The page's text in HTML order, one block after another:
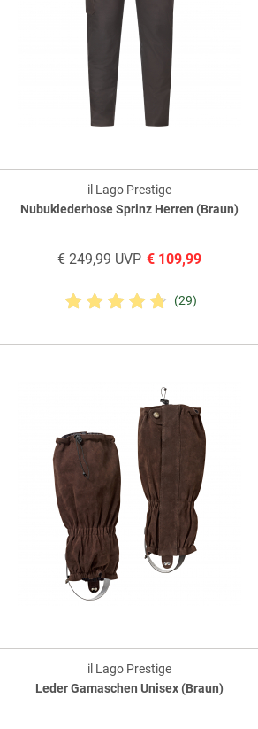
il Lago Prestige
Nubuklederhose Sprinz Herren (Braun)
€249,99UVP € 109,99
(29)
il Lago Prestige
Leder Gamaschen Unisex (Braun)